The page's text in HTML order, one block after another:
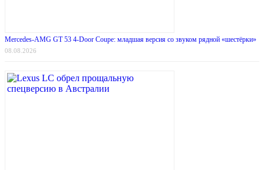
Mercedes-AMG GT 53 4-Door Coupe: младшая версия со звуком рядной «шестёрки»
08.08.2026